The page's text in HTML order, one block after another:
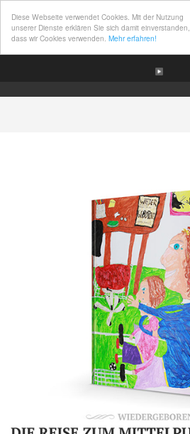
Diese Webseite verwendet Cookies. Mit der Nutzung
unserer Dienste erklären Sie sich damit einverstanden,
dass wir Cookies verwenden. Mehr erfahren!